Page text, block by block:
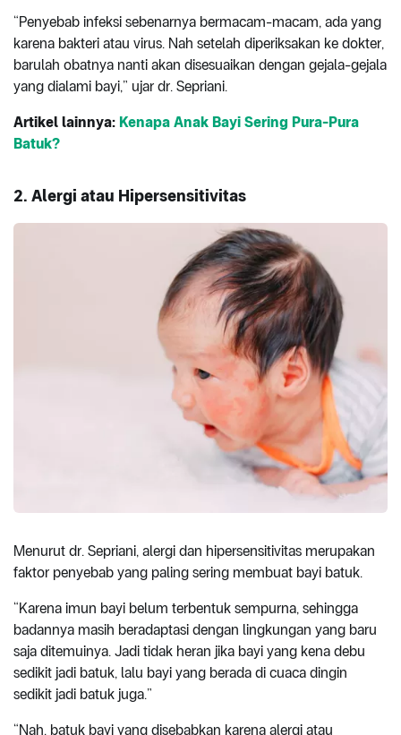
“Penyebab infeksi sebenarnya bermacam-macam, ada yang
karena bakteri atau virus. Nah setelah diperiksakan ke dokter,
barulah obatnya nanti akan disesuaikan dengan gejala-gejala
yang dialami bayi,” ujar dr. Sepriani.
Artikel lainnya: Kenapa Anak Bayi Sering Pura-Pura
Batuk?
2. Alergi atau Hipersensitivitas
Menurut dr. Sepriani, alergi dan hipersensitivitas merupakan
faktor penyebab yang paling sering membuat bayi batuk.
“Karena imun bayi belum terbentuk sempurna, sehingga
badannya masih beradaptasi dengan lingkungan yang baru
saja ditemuinya. Jadi tidak heran jika bayi yang kena debu
sedikit jadi batuk, lalu bayi yang berada di cuaca dingin
sedikit jadi batuk juga.”
“Nah, batuk bayi yang disebabkan karena alergi atau